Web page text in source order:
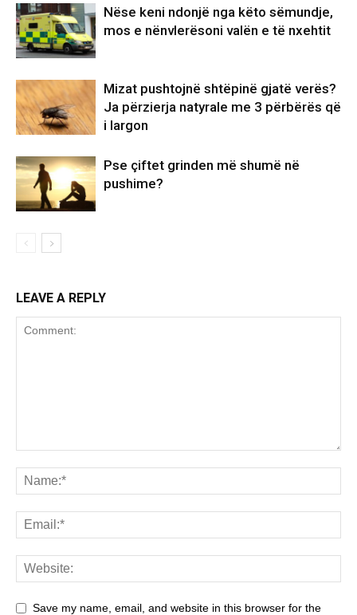
Nëse keni ndonjë nga këto sëmundje,
mos e nënvlerësoni valën e të nxehtit
Mizat pushtojnë shtëpinë gjatë verës?
Ja përzierja natyrale me 3 përbërës që
i largon
Pse çiftet grinden më shumë në
pushime?
LEAVE A REPLY
Save my name, email, and website in this browser for the